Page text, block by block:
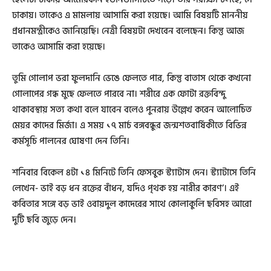
ঢাকায়। তাকেও এ মামলায় আসামি করা হয়েছে। আমি বিষয়টি মাননীয়
প্রধানমন্ত্রীকেও জানিয়েছি। নেত্রী বিষয়টা দেখবেন বলেছেন। কিন্তু আজ
তাকেও আসামি করা হয়েছে।
তুমি গোলাপ ভরা ফুলদানি ভেঙে ফেলতে পার, কিন্তু বাতাস থেকে কখনো
গোলাপের গন্ধ মুছে ফেলতে পারবে না। শরীরে এক ফোটা রক্তবিন্দু
থাকাবস্থায় সত্য কথা বলে যাবেন বলেও পুনরায় উল্লেখ করেন আলোচিত
মেয়র কাদের মির্জা। এ সময় ১৭ মার্চ বঙ্গবন্ধুর জন্মশতবার্ষিকীতে বিভিন্ন
কর্মসূচি পালনের ঘোষণা দেন তিনি।
শনিবার বিকেল ৪টা ১৪ মিনিটে তিনি ফেসবুক স্ট্যাটাস দেন। স্ট্যাটাসে তিনি
লেখেন- ভাই বড় ধন রক্তের বাঁধন, যদিও পৃথক হয় নারীর কারণ’। এই
কবিতার সঙ্গে বড় ভাই ওবায়দুল কাদেরের সাথে কোলাকুলি ছবিসহ আরো
দুটি ছবি জুড়ে দেন।